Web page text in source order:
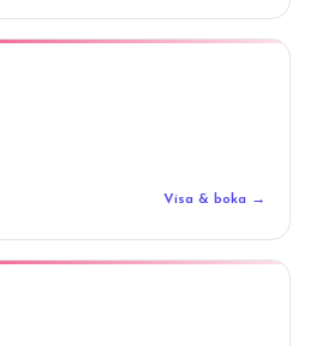
Visa & boka →